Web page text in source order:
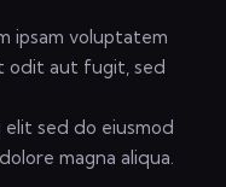
ipsam voluptatem
odit aut fugit, sed
elit sed do eiusmod
magna aliqua.